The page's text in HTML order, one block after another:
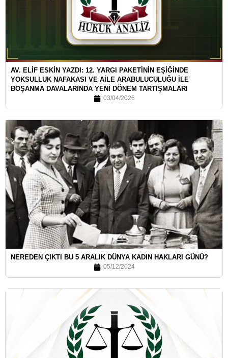
AV. ELİF ESKİN YAZDI: 12. YARGI PAKETİNİN EŞİĞİNDE
YOKSULLUK NAFAKASI VE AİLE ARABULUCULUĞU İLE
BOŞANMA DAVALARINDA YENİ DÖNEM TARTIŞMALARI
03/04/2026
NEREDEN ÇIKTI BU 5 ARALIK DÜNYA KADIN HAKLARI GÜNÜ?
05/12/2024